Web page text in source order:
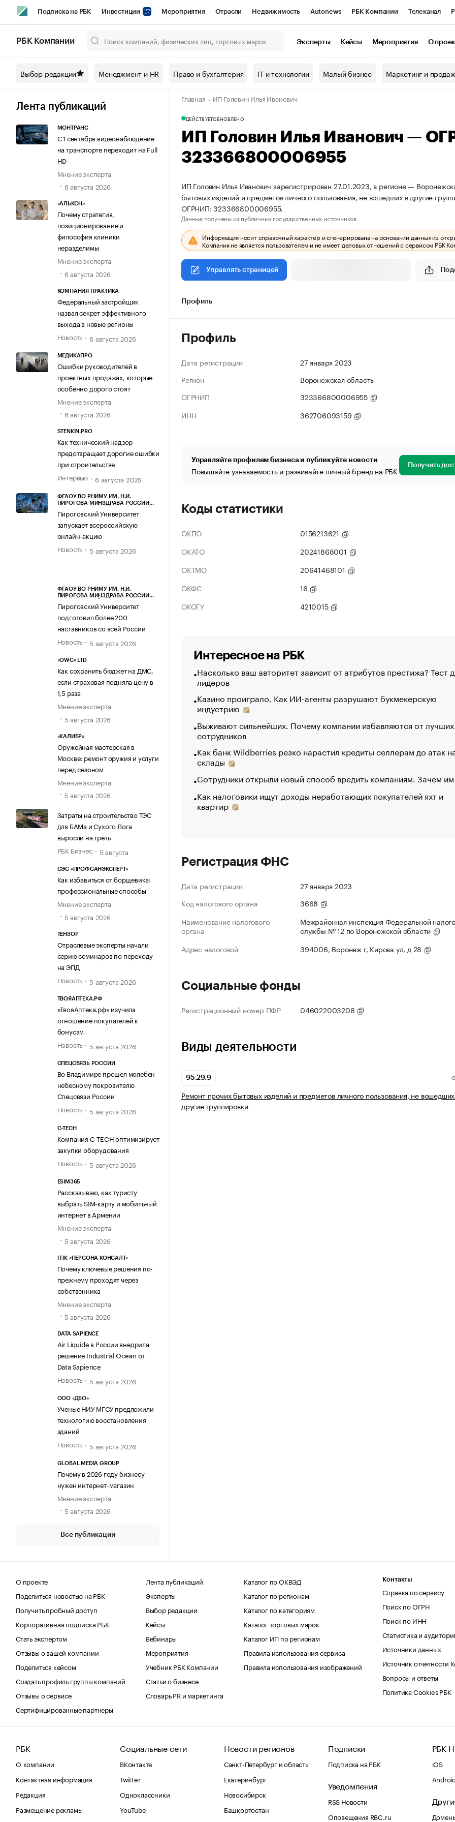
Подписка на РБК Инвестиции Мероприятия Отрасли Недвижимость Autonews РБК Компании Телеканал
Спецпроекты СПб Конференции СПб Спецпроекты Проверка контрагентов
Технологии и медиа Рынок наличной валюты
РБК Компании Эксперты Кейсы Мероприятия О
Выбор редакции Менеджмент и HR Право и бухгалтерия IT и технологии Малый бизнес Маркетинг и
Лента публикаций
МОНТРАНС
С 1 сентября видеонаблюдение
на транспорте переходит на Full
HD
Мнение эксперта
6 августа 2026
«АЛЬКОН»
Почему стратегия,
позиционирование и
философия клиники
неразделимы
Мнение эксперта
6 августа 2026
КОМПАНИЯ ПРАКТИКА
Федеральный застройщик
назвал секрет эффективного
выхода в новые регионы
Новость
6 августа 2026
МЕДИКАПРО
Ошибки руководителей в
проектных продажах, которые
особенно дорого стоят
Мнение эксперта
6 августа 2026
STENKIN.PRO
Как технический надзор
предотвращает дорогие ошибки
при строительстве
Интервью
6 августа 2026
ФГАОУ ВО РНИМУ ИМ. Н.И.
ПИРОГОВА МИНЗДРАВА РОССИИ
Пироговский Университет
запускает всероссийскую
онлайн-акцию
Новость
5 августа 2026
ФГАОУ ВО РНИМУ ИМ. Н.И.
ПИРОГОВА МИНЗДРАВА РОССИИ
Пироговский Университет
подготовил более 200
наставников со всей России
Новость
5 августа 2026
«OWC» LTD
Как сохранить бюджет на ДМС,
если страховая подняла цену в
1,5 раза
Мнение эксперта
5 августа 2026
«КАЛИБР»
Оружейная мастерская в
Москве: ремонт оружия и услуги
перед сезоном
Мнение эксперта
5 августа 2026
Затраты на строительство ТЭС
для БАМа и Сухого Лога
выросли на треть
РБК Бизнес
5 августа
СЭС «ПРОФСАНЭКСПЕРТ»
Как избавиться от борщевика:
профессиональные способы
Мнение эксперта
5 августа 2026
ТЕНЗОР
Отраслевые эксперты начали
серию семинаров по переходу
на ЭПД
Новость
5 августа 2026
ТВОЯАПТЕКА.РФ
«ТвояАптека.рф» изучила
отношение покупателей к
бонусам
Новость
5 августа 2026
СПЕЦСВЯЗЬ РОССИИ
Во Владимире прошел молебен
небесному покровителю
Спецсвязи России
Новость
5 августа 2026
C-TECH
Компания C-TECH оптимизирует
закупки оборудования
Новость
5 августа 2026
ESIM365
Рассказываю, как туристу
выбрать SIM-карту и мобильный
интернет в Армении
Мнение эксперта
5 августа 2026
ГПК «ПЕРСОНА КОНСАЛТ»
Почему ключевые решения по-
прежнему проходят через
собственника
Мнение эксперта
5 августа 2026
DATA SAPIENCE
Air Liquide в России внедрила
решение Industrial Ocean от
Data Sapience
Новость
5 августа 2026
ООО «ДБО»
Ученые НИУ МГСУ предложили
технологию восстановления
зданий
Новость
5 августа 2026
GLOBAL MEDIA GROUP
Почему в 2026 году бизнесу
нужен интернет-магазин
Мнение эксперта
5 августа 2026
Все публикации
Главная ИП Головин Илья Иванович
ДЕЙСТВУЕТОБНОВЛЕНО
ИП Головин Илья Иванович —
323366800006955
ИП Головин Илья Иванович зарегистрирован 27.01.2023, в регионе —
бытовых изделий и предметов личного пользования, не вошедших в другие
ОГРНИП: 323366800006955.
Данные получены из публичных государственных источников.
Информация носит справочный характер и сгенерирована на основании данных из
Компания не является пользователем и не имеет деловых отношений с сервисом РБК
Управлять страницей
Профиль
Профиль
Дата регистрации
27 января 2023
Регион
Воронежская область
ОГРНИП
323366800006955
ИНН
362706093159
Управляйте профилем бизнеса и публикуйте новости
Повышайте узнаваемость и развивайте личный бренд на РБК Получить
Коды статистики
ОКПО
0156213621
ОКАТО
20241868001
ОКТМО
20641468101
ОКФС
16
ОКОГУ
4210015
Интересное на РБК
Насколько ваш авторитет зависит от атрибутов престижа? Тест
лидеров
Казино проиграло. Как ИИ-агенты разрушают букмекерскую
индустрию
Выживают сильнейших. Почему компании избавляются от лучших
сотрудников
Как банк Wildberries резко нарастил кредиты селлерам до атак
склады
Сотрудники открыли новый способ вредить компаниям. Зачем
Как налоговики ищут доходы неработающих покупателей яхт и
квартир
Регистрация ФНС
Дата регистрации
27 января 2023
Код налогового органа
3668
Наименование налогового
органа
Межрайонная инспекция Федеральной
службы № 12 по Воронежской области
Адрес налоговой
394006, Воронеж г, Кирова ул, д 28
Социальные фонды
Регистрационный номер ПФР 046022003208
Виды деятельности
95.29.9
Ремонт прочих бытовых изделий и предметов личного пользования, не
другие группировки
О проекте
Поделиться новостью на РБК
Получить пробный доступ
Корпоративная подписка РБК
Стать экспертом
Отзывы о вашей компании
Поделиться кейсом
Создать профиль группы компаний
Отзывы о сервисе
Сертифицированные партнеры
Лента публикаций
Эксперты
Выбор редакции
Кейсы
Вебинары
Мероприятия
Учебник РБК Компании
Статьи о бизнесе
Словарь PR и маркетинга
Каталог по ОКВЭД
Каталог по регионам
Каталог по категориям
Каталог торговых марок
Каталог ИП по регионам
Правила использования сервиса
Правила использования изображений
Контакты
Справка по сервису
Поиск по ОГРН
Поиск по ИНН
Статистика и
Источники данных
Источник отчетности
Вопросы и ответы
Политика Cookies РБК
РБК
О компании
Контактная информация
Редакция
Размещение рекламы
Социальные сети
ВКонтакте
Twitter
Одноклассники
YouTube
Новости регионов
Санкт-Петербург и область
Екатеринбург
Новосибирск
Башкортостан
Подписки
Подписка на РБК
Уведомления
RSS Новости
Оповещения RBC.ru
РБК
iOS